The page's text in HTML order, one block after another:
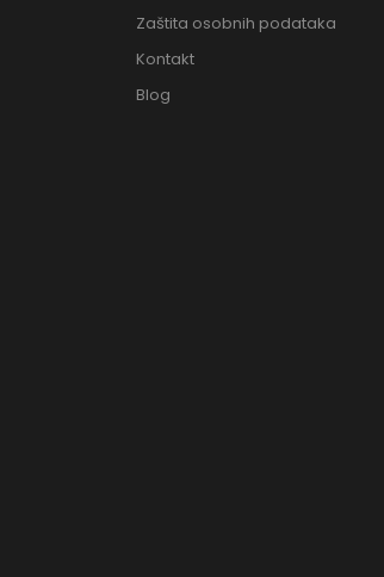
Zaštita osobnih podataka
Kontakt
Blog